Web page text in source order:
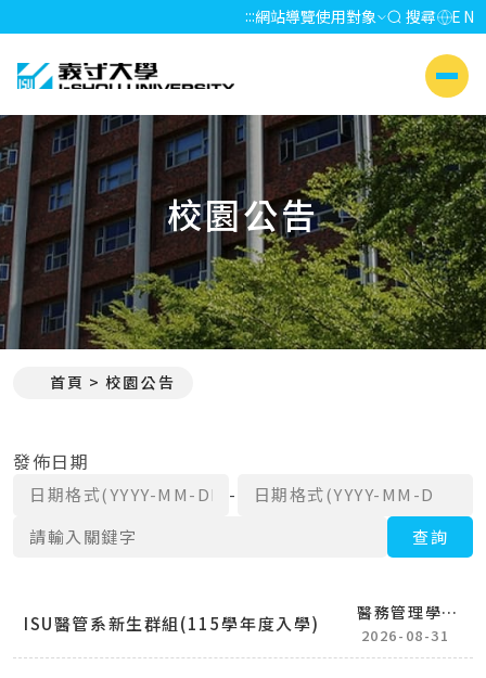
:::網站導覽使用對象 搜尋 EN
義守大學 I-SHOU UNIVERSITY
側選單
校園公告
首頁 校園公告
發佈日期
日期格式(YYYY-MM-DD)- 日期格式(YYYY-MM-DD)
關鍵字 查詢
ISU醫管系新生群組(115學年度入學)
醫務管理學系
(所)
2026-08-31